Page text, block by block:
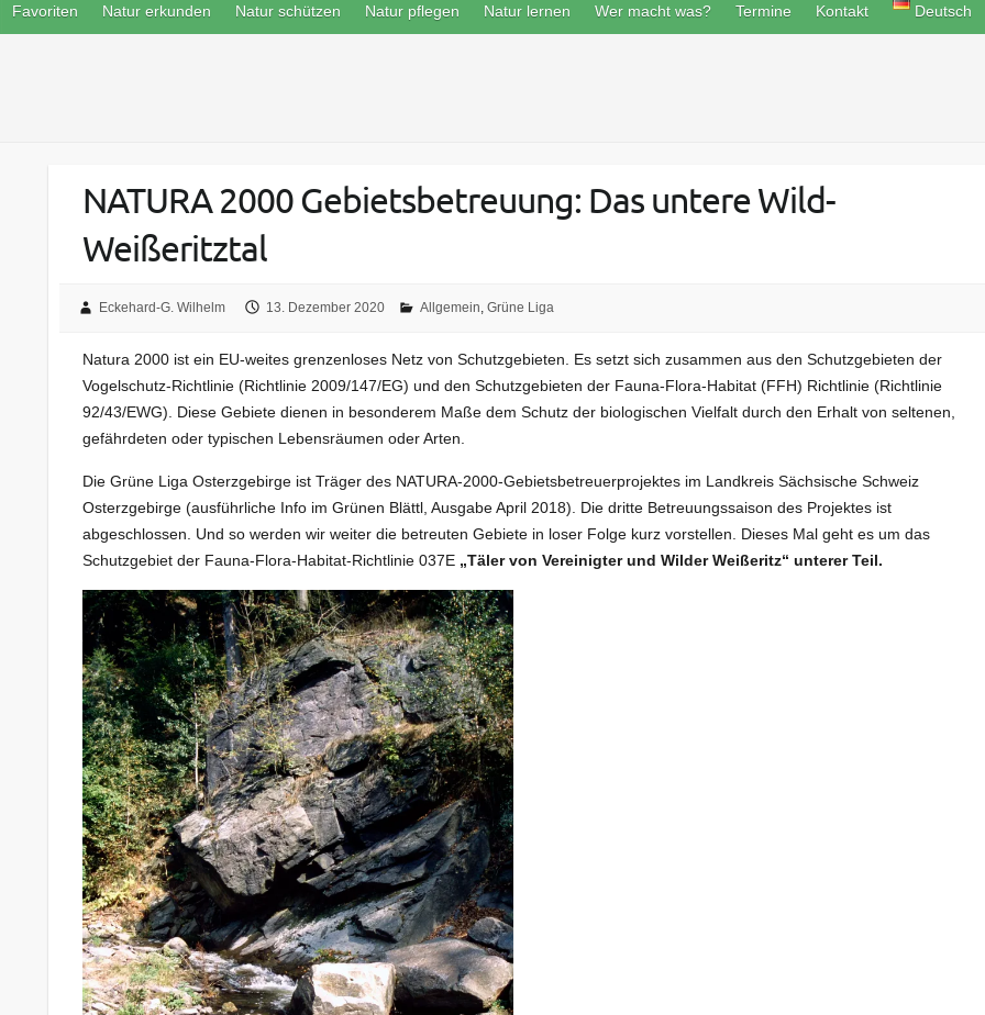
Favoriten Natur erkunden Natur schützen Natur pflegen Natur lernen Wer macht was? Termine Kontakt Deutsch
NATURA 2000 Gebietsbetreuung: Das untere Wild-
Weißeritztal
Eckehard-G. Wilhelm 13. Dezember 2020 Allgemein ,Grüne Liga
Natura 2000 ist ein EU-weites grenzenloses Netz von Schutzgebieten. Es setzt sich zusammen aus den Schutzgebieten der
Vogelschutz-Richtlinie (Richtlinie 2009/147/EG) und den Schutzgebieten der Fauna-Flora-Habitat (FFH) Richtlinie (Richtlinie
92/43/EWG). Diese Gebiete dienen in besonderem Maße dem Schutz der biologischen Vielfalt durch den Erhalt von seltenen,
gefährdeten oder typischen Lebensräumen oder Arten.
Die Grüne Liga Osterzgebirge ist Träger des NATURA-2000-Gebietsbetreuerprojektes im Landkreis Sächsische Schweiz
Osterzgebirge (ausführliche Info im Grünen Blättl, Ausgabe April 2018). Die dritte Betreuungssaison des Projektes ist
abgeschlossen. Und so werden wir weiter die betreuten Gebiete in loser Folge kurz vorstellen. Dieses Mal geht es um das
Schutzgebiet der Fauna-Flora-Habitat-Richtlinie 037E „Täler von Vereinigter und Wilder Weißeritz“ unterer Teil.